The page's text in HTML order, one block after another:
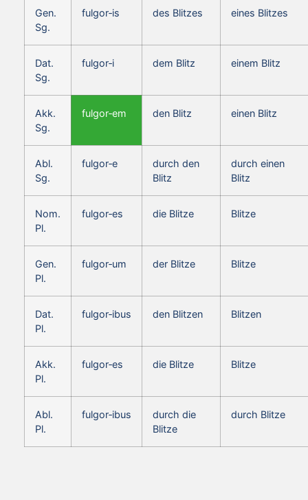
Gen.
Sg.
fulgor‑is des Blitzes eines Blitzes
Dat.
Sg.
fulgor‑i dem Blitz einem Blitz
Akk.
Sg.
fulgor‑em den Blitz einen Blitz
Abl.
Sg.
fulgor‑e
durch den
Blitz
durch einen
Blitz
Nom.
Pl.
fulgor‑es die Blitze Blitze
Gen.
Pl.
fulgor‑um der Blitze Blitze
Dat.
Pl.
fulgor‑ibus den Blitzen Blitzen
Akk.
Pl.
fulgor‑es die Blitze Blitze
Abl.
Pl.
fulgor‑ibus
durch die
Blitze
durch Blitze